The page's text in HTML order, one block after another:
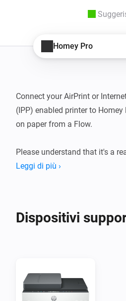
Homey Pro
Connect your AirPrint or
(IPP) enabled printer to
on paper from a Flow.
Please understand that it's a
implementation that might not
Leggi di più ›
Dispositivi